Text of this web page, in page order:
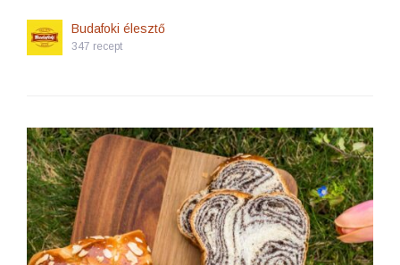
Budafoki élesztő
347 recept